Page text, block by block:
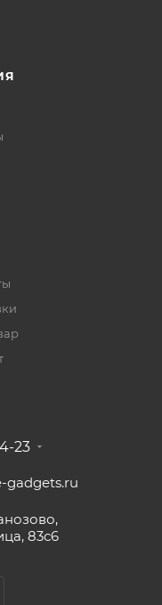
23
gadgets.ru
83с6